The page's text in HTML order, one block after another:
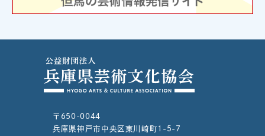
〒650-0044
兵庫県神戸市中央区東川崎町1-5-7